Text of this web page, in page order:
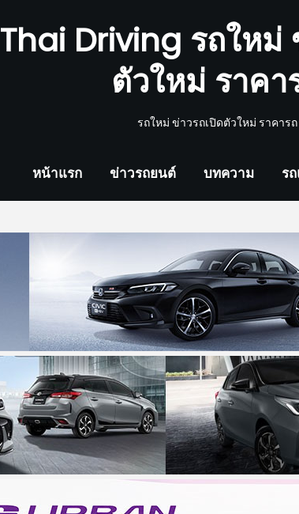
Thai Driving รถใหม่
ตัวใหม่ ราคา
รถใหม่ ข่าวรถเปิดตัวใหม่ ราคารถ
หน้าแรก ข่าวรถยนต์ บทความ ร